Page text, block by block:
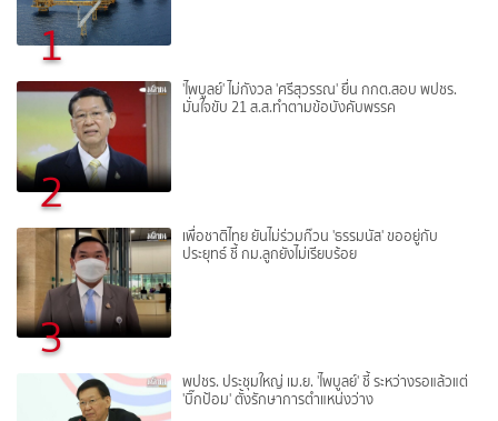
1
2
'ไพบูลย์' ไม่กังวล 'ศรีสุวรรณ' ยื่น กกต.สอบ พปชร.
มั่นใจขับ 21 ส.ส.ทำตามข้อบังคับพรรค
3
เพื่อชาติไทย ยันไม่ร่วมก๊วน 'ธรรมนัส' ขออยู่กับ
ประยุทธ์ ชี้ กม.ลูกยังไม่เรียบร้อย
พปชร. ประชุมใหญ่ เม.ย. 'ไพบูลย์' ชี้ ระหว่างรอแล้วแต่
'บิ๊กป้อม' ตั้งรักษาการตำแหน่งว่าง